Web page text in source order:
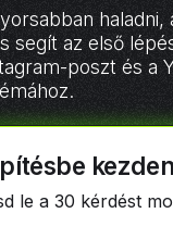
haladni,
segít az első
poszt és a
le a 30 kérdést